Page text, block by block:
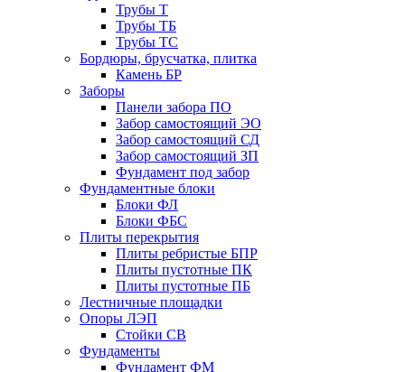
Трубы Т
Трубы ТБ
Трубы ТС
Бордюры, брусчатка, плитка
Камень БР
Заборы
Панели забора ПО
Забор самостоящий ЭО
Забор самостоящий СД
Забор самостоящий ЗП
Фyндамент под забор
Фундаментные блоки
Блоки ФЛ
Блоки ФБС
Плиты перекрытия
Плиты ребристые БПР
Плиты пустотные ПК
Плиты пустотные ПБ
Лестничные площадки
Опоры ЛЭП
Стойки СВ
Фундаменты
Фyндамент ФМ